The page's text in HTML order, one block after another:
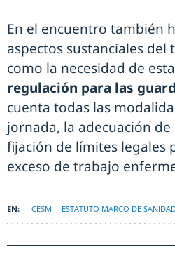
En el encuentro también
aspectos sustanciales del
como la necesidad de
regulación para las
cuenta todas las
jornada, la adecuación de
fijación de límites legales
exceso de trabajo
CESM ESTATUTO MARCO DE